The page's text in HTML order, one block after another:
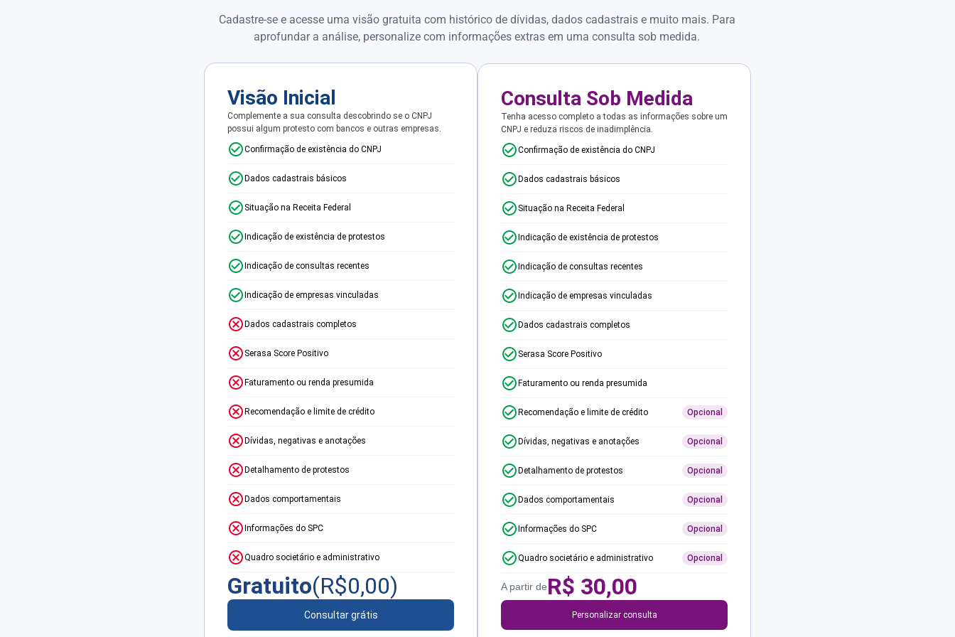
Cadastre-se e acesse uma visão gratuita com histórico de dívidas, dados cadastrais e muito mais. Para
aprofundar a análise, personalize com informações extras em uma consulta sob medida.
Visão Inicial
Complemente a sua consulta descobrindo se o CNPJ
possui algum protesto com bancos e outras empresas.
Confirmação de existência do CNPJ
Dados cadastrais básicos
Situação na Receita Federal
Indicação de existência de protestos
Indicação de consultas recentes
Indicação de empresas vinculadas
Dados cadastrais completos
Serasa Score Positivo
Faturamento ou renda presumida
Recomendação e limite de crédito
Dívidas, negativas e anotações
Detalhamento de protestos
Dados comportamentais
Informações do SPC
Quadro societário e administrativo
Gratuito(R$0,00)
Consultar grátis
Consulta Sob Medida
Tenha acesso completo a todas as informações sobre um
CNPJ e reduza riscos de inadimplência.
Confirmação de existência do CNPJ
Dados cadastrais básicos
Situação na Receita Federal
Indicação de existência de protestos
Indicação de consultas recentes
Indicação de empresas vinculadas
Dados cadastrais completos
Serasa Score Positivo
Faturamento ou renda presumida
Recomendação e limite de crédito Opcional
Dívidas, negativas e anotações Opcional
Detalhamento de protestos Opcional
Dados comportamentais Opcional
Informações do SPC Opcional
Quadro societário e administrativo Opcional
A partir deR$ 30,00
Personalizar consulta